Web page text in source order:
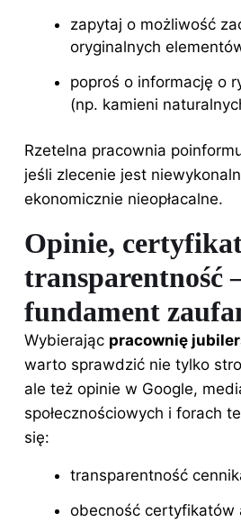
zapytaj o możliwość
oryginalnych
poproś o informację o
(np. kamieni
Rzetelna pracownia
jeśli zlecenie jest
ekonomicznie nieopłacalne.
Opinie,
transparentność
fundament
Wybierając pracownię
warto sprawdzić nie tylko
ale też opinie w Google,
społecznościowych i forach
się:
transparentność
obecność certyfikatów